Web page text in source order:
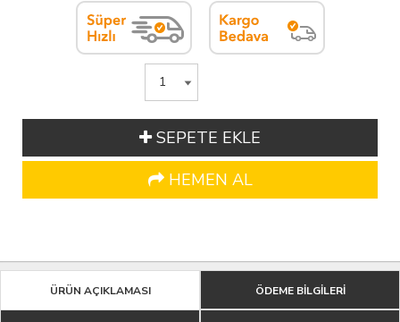
SEPETE EKLE
HEMEN AL
ÜRÜN AÇIKLAMASI ÖDEME BİLGİLERİ